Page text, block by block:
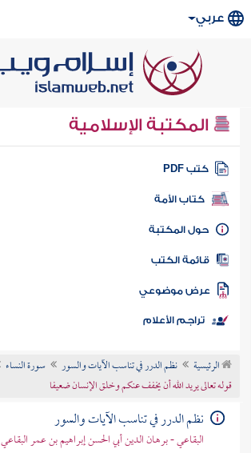
عربي
المكتبة الإسلامية
كتب PDF
كتاب الأمة
المكتبة
الكتب
موضوعي
تراجم الأعلام
الرئيسية نظم الدرر في تناسب الآيات والسور
سورة النساء
قوله تعالى يريد الله أن يخفف عنكم وخلق الإنسان ضعيفا
نظم الدرر في تناسب الآيات والسور
البقاعي - برهان الدين أبي الحسن إبراهيم بن عمر البقاعي